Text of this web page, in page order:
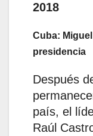
2018
Cuba:
presidencia
Después
país, el
Raúl